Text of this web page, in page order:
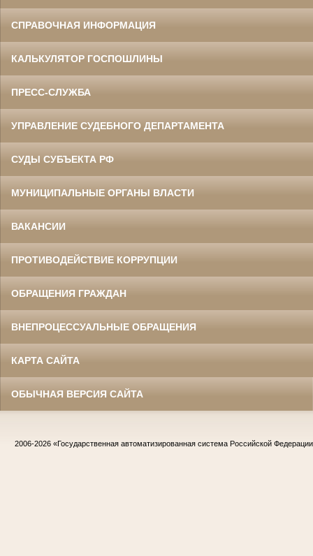
СПРАВОЧНАЯ ИНФОРМАЦИЯ
КАЛЬКУЛЯТОР ГОСПОШЛИНЫ
ПРЕСС-СЛУЖБА
УПРАВЛЕНИЕ СУДЕБНОГО ДЕПАРТАМЕНТА
СУДЫ СУБЪЕКТА РФ
МУНИЦИПАЛЬНЫЕ ОРГАНЫ ВЛАСТИ
ВАКАНСИИ
ПРОТИВОДЕЙСТВИЕ КОРРУПЦИИ
ОБРАЩЕНИЯ ГРАЖДАН
ВНЕПРОЦЕССУАЛЬНЫЕ ОБРАЩЕНИЯ
КАРТА САЙТА
ОБЫЧНАЯ ВЕРСИЯ САЙТА
2006-2026 «Государственная автоматизированная система Российской